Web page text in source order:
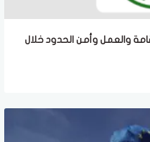
الإقامة والعمل وأمن الحدود خلال